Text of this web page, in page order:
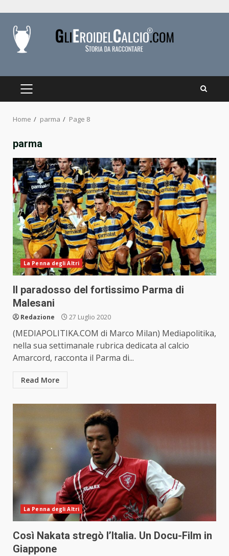
content
PRIMARY
Home parma Page 8
parma
La Penna degli Altri
Il paradosso del fortissimo Parma di
Malesani
Redazione 27 Luglio 2020
(MEDIAPOLITIKA.COM di Marco Milan) Mediapolitika,
nella sua settimanale rubrica dedicata al calcio
Amarcord, racconta il Parma di...
Read More
La Penna degli Altri
Così Nakata stregò l’Italia. Un Docu-Film in
Giappone